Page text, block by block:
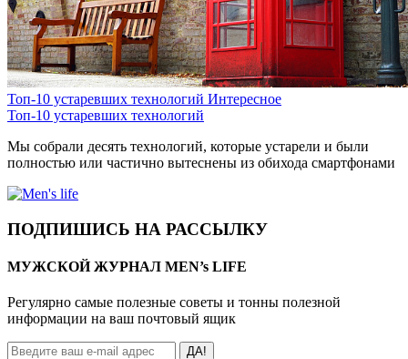
Топ-10 устаревших технологий Интересное
Топ-10 устаревших технологий
Мы собрали десять технологий, которые устарели и были
полностью или частично вытеснены из обихода смартфонами
ПОДПИШИСЬ НА РАССЫЛКУ
МУЖСКОЙ ЖУРНАЛ MEN’s LIFE
Регулярно самые полезные советы и тонны полезной
информации на ваш почтовый ящик
ДА!